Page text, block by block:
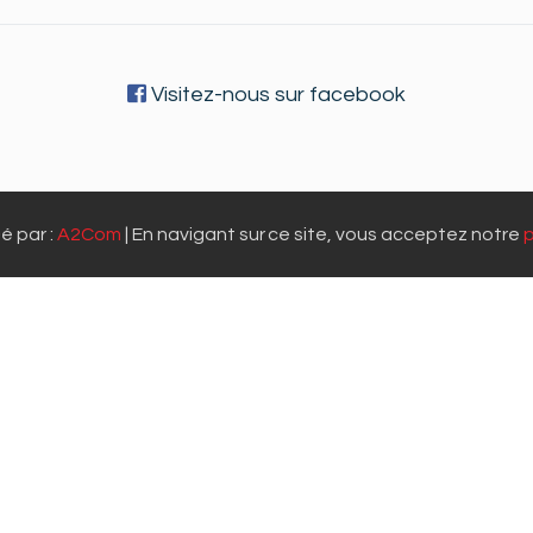
Visitez-nous sur facebook
par :A2Com | En navigant sur ce site, vous acceptez notre